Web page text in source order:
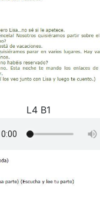
L4 B1